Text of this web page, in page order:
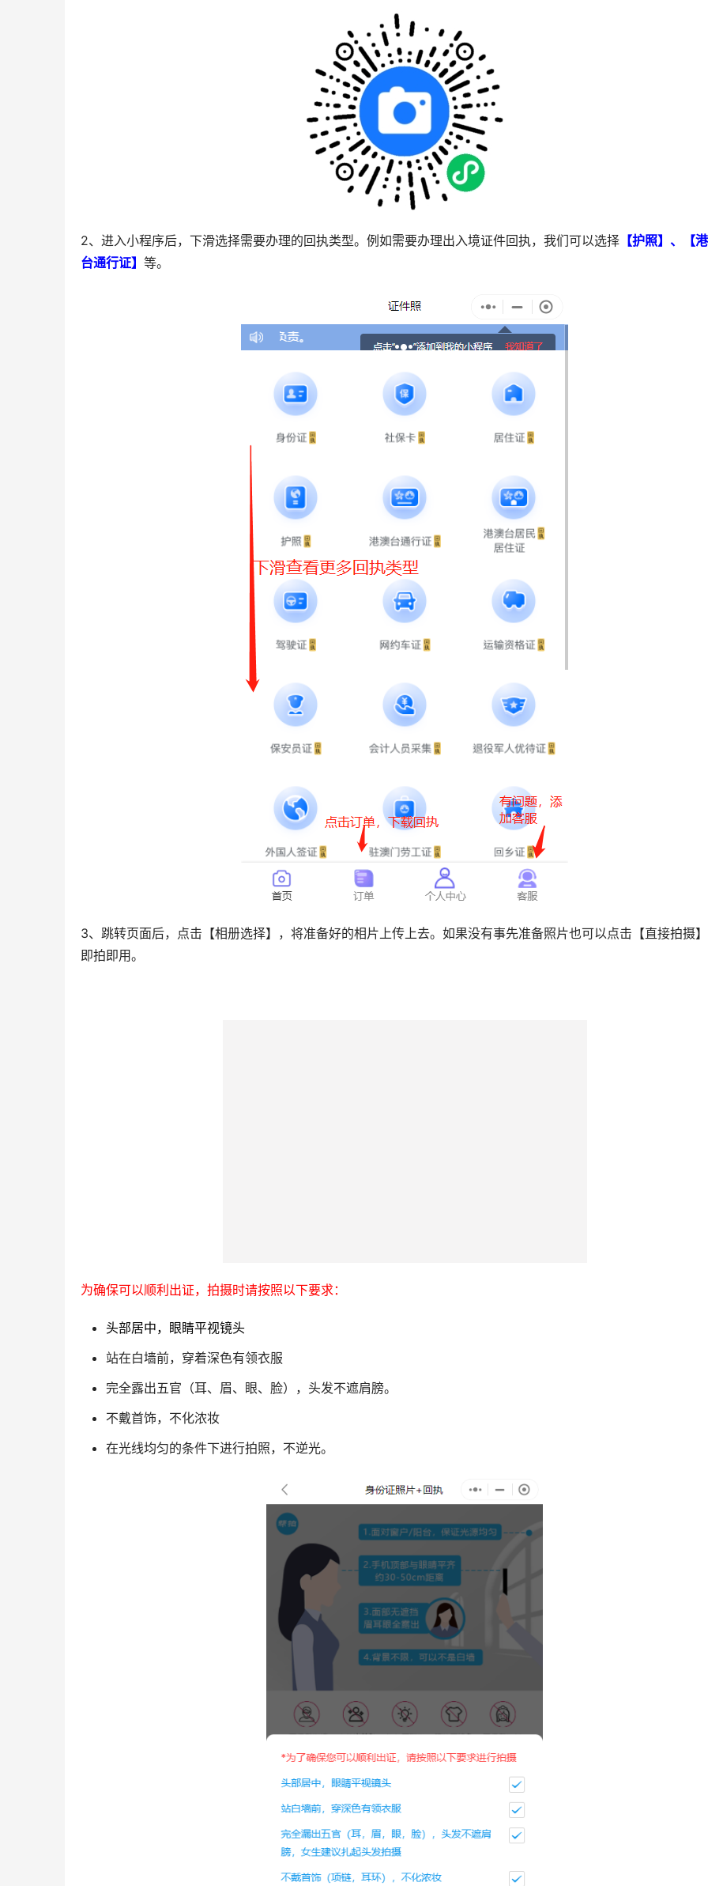
2、进入小程序后，下滑选择需要办理的回执类型。例如需要办理出入境证件回执，我们可以选择 【护照】、【
台通行证】 等。
3、跳转页面后，点击【相册选择】，将准备好的相片上传上去。如果没有事先准备照片也可以点击【直接拍摄
即拍即用。
为确保可以顺利出证，拍摄时请按照以下要求：